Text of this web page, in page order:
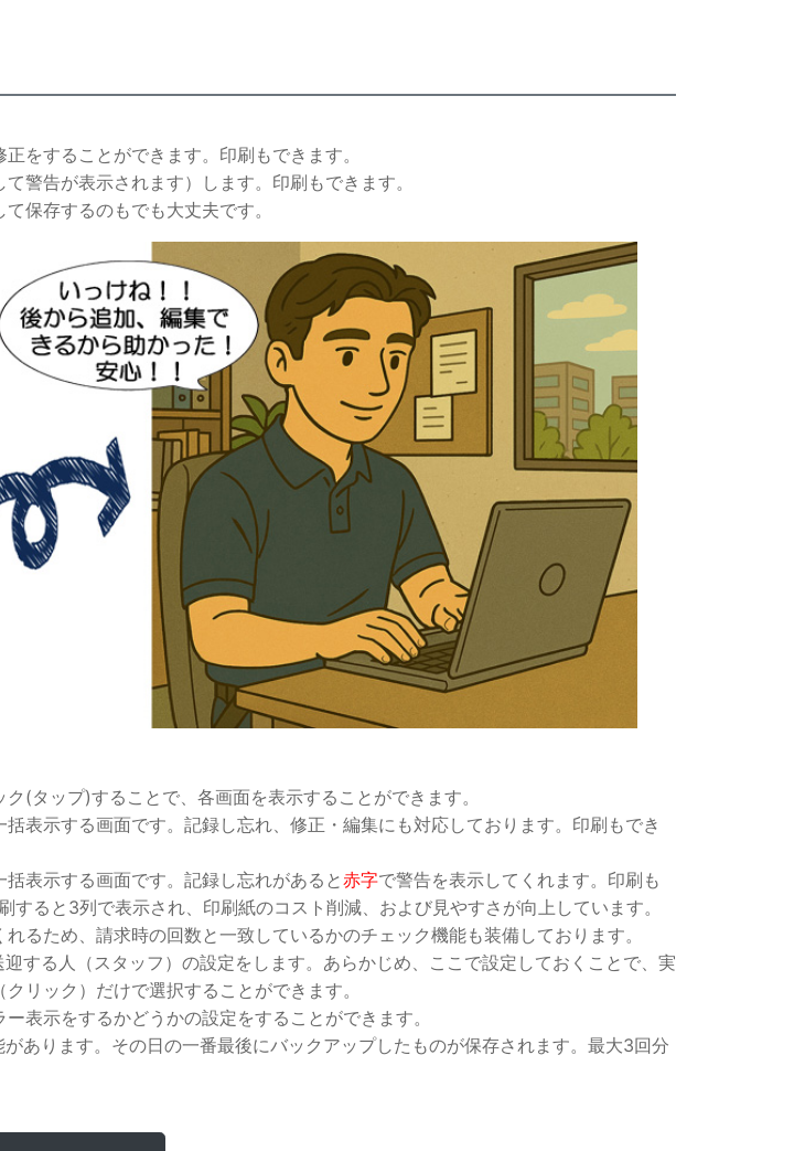
をすることができます。印刷もできます。
警告が表示されます）します。印刷もできます。
保存するのもでも大丈夫です。
(タップ)することで、各画面を表示することができます。
表示する画面です。記録し忘れ、修正・編集にも対応しております。印刷もでき
表示する画面です。記録し忘れがあると赤字で警告を表示してくれます。印刷も
ると3列で表示され、印刷紙のコスト削減、および見やすさが向上しています。
るため、請求時の回数と一致しているかのチェック機能も装備しております。
する人（スタッフ）の設定をします。あらかじめ、ここで設定しておくことで、実
リック）だけで選択することができます。
表示をするかどうかの設定をすることができます。
あります。その日の一番最後にバックアップしたものが保存されます。最大3回分